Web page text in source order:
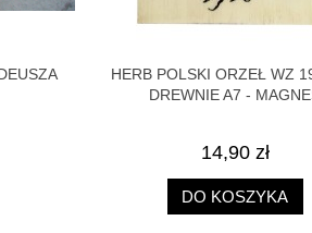
HERB POLSKI ORZEŁ WZ
DREWNIE A7 - MAGNES
14,90 zł
DO KOSZYKA